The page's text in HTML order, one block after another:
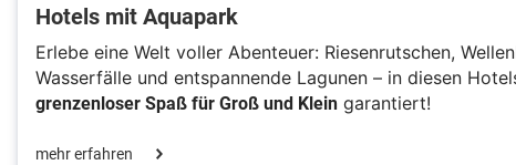
Hotels mit Aquapark
Erlebe eine Welt voller Abenteuer: Riesenrutschen,
Wasserfälle und entspannende Lagunen – in diesen
grenzenloser Spaß für Groß und Klein garantiert!
mehr erfahren